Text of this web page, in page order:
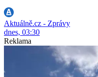
Aktuálně.cz - Zprávy
dnes, 03:30
Reklama